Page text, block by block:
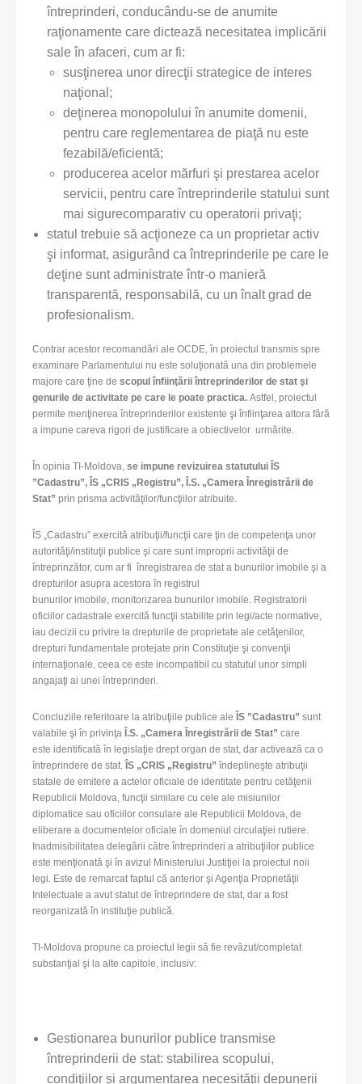
întreprinderi, conducându-se de anumite
raţionamente care dictează necesitatea implicării
sale în afaceri, cum ar fi:
susţinerea unor direcţii strategice de interes
naţional;
deţinerea monopolului în anumite domenii,
pentru care reglementarea de piaţă nu este
fezabilă/eficientă;
producerea acelor mărfuri şi prestarea acelor
servicii, pentru care întreprinderile statului sunt
mai sigurecomparativ cu operatorii privaţi;
statul trebuie să acţioneze ca un proprietar activ
şi informat, asigurând ca întreprinderile pe care le
deţine sunt administrate într-o manieră
transparentă, responsabilă, cu un înalt grad de
profesionalism.
Contrar acestor recomandări ale OCDE, în proiectul transmis spre
examinare Parlamentului nu este soluţionată una din problemele
majore care ţine de scopul înfiinţării întreprinderilor de stat şi
genurile de activitate pe care le poate practica. Astfel, proiectul
permite menţinerea întreprinderilor existente şi înfiinţarea altora fără
a impune careva rigori de justificare a obiectivelor urmărite.
În opinia TI-Moldova, se impune revizuirea statutului ÎS
”Cadastru”, ÎS „CRIS „Registru”, Î.S. „Camera Înregistrării de
Stat” prin prisma activităţilor/funcţiilor atribuite.
ÎS „Cadastru” exercită atribuţii/funcţii care ţin de competenţa unor
autorităţi/instituţii publice şi care sunt improprii activităţii de
întreprinzător, cum ar fi înregistrarea de stat a bunurilor imobile şi a
drepturilor asupra acestora în registrul
bunurilor imobile, monitorizarea bunurilor imobile. Registratorii
oficiilor cadastrale exercită funcţii stabilite prin legi/acte normative,
iau decizii cu privire la drepturile de proprietate ale cetăţenilor,
drepturi fundamentale protejate prin Constituţie şi convenţii
internaţionale, ceea ce este incompatibil cu statutul unor simpli
angajaţi ai unei întreprinderi.
Concluziile referitoare la atribuţiile publice ale ÎS ”Cadastru” sunt
valabile şi în privinţa Î.S. „Camera Înregistrării de Stat” care
este identificată în legislaţie drept organ de stat, dar activează ca o
întreprindere de stat. ÎS „CRIS „Registru” îndeplineşte atribuţii
statale de emitere a actelor oficiale de identitate pentru cetăţenii
Republicii Moldova, funcţii similare cu cele ale misiunilor
diplomatice sau oficiilor consulare ale Republicii Moldova, de
eliberare a documentelor oficiale în domeniul circulaţiei rutiere.
Inadmisibilitatea delegării către întreprinderi a atribuţiilor publice
este menţionată şi în avizul Ministerului Justiţiei la proiectul noii
legi. Este de remarcat faptul că anterior şi Agenţia Proprietăţii
Intelectuale a avut statut de întreprindere de stat, dar a fost
reorganizată în instituţie publică.
TI-Moldova propune ca proiectul legii să fie revăzut/completat
substanţial şi la alte capitole, inclusiv:
Gestionarea bunurilor publice transmise
întreprinderii de stat: stabilirea scopului,
condiţiilor şi argumentarea necesităţii depunerii